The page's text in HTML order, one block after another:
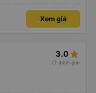
xế lơ xe nhiệt
nha + Trên xe còn
tinh ý chuẩn bị thêm khăn lạnh
Xem giá
3.0 star_rate
(7 đánh giá)